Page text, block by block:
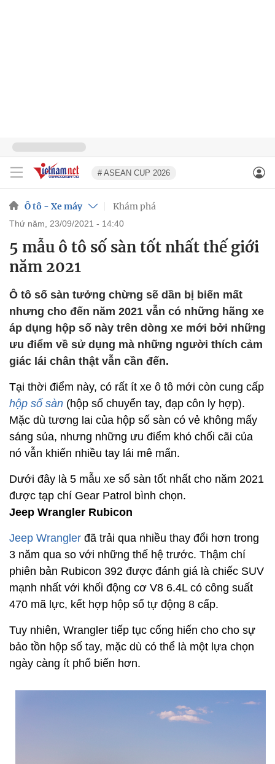
# ASEAN CUP 2026
Ô tô - Xe máy Khám phá
thứ năm, 23/09/2021 - 14:40
5 mẫu ô tô số sàn tốt nhất thế giới
năm 2021
Ô tô số sàn tưởng chừng sẽ dần bị biến mất
nhưng cho đến năm 2021 vẫn có những hãng xe
áp dụng hộp số này trên dòng xe mới bởi những
ưu điểm về sử dụng mà những người thích cảm
giác lái chân thật vẫn cần đến.
Tại thời điểm này, có rất ít xe ô tô mới còn cung cấp
hộp số sàn (hộp số chuyển tay, đạp côn ly hợp).
Mặc dù tương lai của hộp số sàn có vẻ không mấy
sáng sủa, nhưng những ưu điểm khó chối cãi của
nó vẫn khiến nhiều tay lái mê mẩn.
Dưới đây là 5 mẫu xe số sàn tốt nhất cho năm 2021
được tạp chí Gear Patrol bình chọn.
Jeep Wrangler Rubicon
Jeep Wrangler đã trải qua nhiều thay đổi hơn trong
3 năm qua so với những thế hệ trước. Thậm chí
phiên bản Rubicon 392 được đánh giá là chiếc SUV
mạnh nhất với khối động cơ V8 6.4L có công suất
470 mã lực, kết hợp hộp số tự động 8 cấp.
Tuy nhiên, Wrangler tiếp tục cống hiến cho cho sự
bảo tồn hộp số tay, mặc dù có thể là một lựa chọn
ngày càng ít phổ biến hơn.